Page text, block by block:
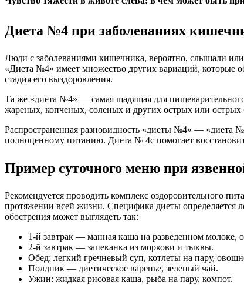
Диета №4 при заболеваниях
Люди с заболеваниями кишечника, вероятно, слышали
«Диета №4» имеет множество других вариаций, которые
стадия его выздоровления.
Та же «диета №4» — самая щадящая для
жареных, копченых, соленых и других острых или острых
Распространенная разновидность «диеты №4» — «диета
полноценному питанию. Диета № 4c помогает
Пример суточного меню при
Рекомендуется проводить комплекс оздоровительного
протяжении всей жизни. Специфика диеты определяется
обострения может выглядеть так:
1-й завтрак — манная каша на разведенном молоке,
2-й завтрак — запеканка из моркови и тыквы.
Обед: легкий гречневый суп, котлеты на пару,
Полдник — диетическое варенье, зеленый чай.
Ужин: жидкая рисовая каша, рыба на пару, компот.